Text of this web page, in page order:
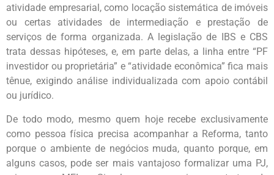
atividade empresarial, como locação sistemática de imóveis
ou certas atividades de intermediação e prestação de
serviços de forma organizada. A legislação de IBS e CBS
trata dessas hipóteses, e, em parte delas, a linha entre “PF
investidor ou proprietária” e “atividade econômica” fica mais
tênue, exigindo análise individualizada com apoio contábil
ou jurídico.
De todo modo, mesmo quem hoje recebe exclusivamente
como pessoa física precisa acompanhar a Reforma, tanto
porque o ambiente de negócios muda, quanto porque, em
alguns casos, pode ser mais vantajoso formalizar uma PJ,